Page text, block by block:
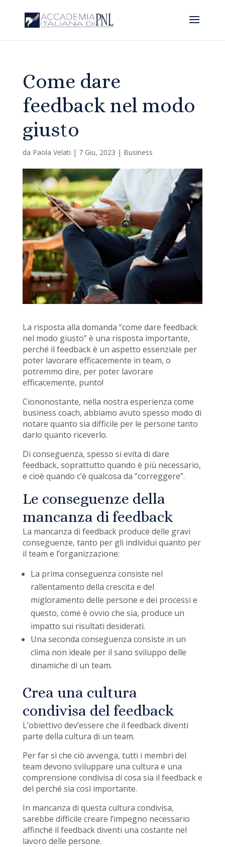
Come dare
feedback nel modo
giusto
da Paola Velati | 7 Giu, 2023 | Business
La risposta alla domanda “come dare feedback
nel modo giusto” è una risposta importante,
perché il feedback è un aspetto essenziale per
poter lavorare efficacemente in team, o
potremmo dire, per poter lavorare
efficacemente, punto!
Ciononostante, nella nostra esperienza come
business coach, abbiamo avuto spesso modo di
notare quanto sia difficile per le persone tanto
darlo quanto riceverlo.
Di conseguenza, spesso si evita di dare
feedback, soprattutto quando è più necessario,
e cioè quando c’è qualcosa da “correggere”.
Le conseguenze della
mancanza di feedback
La mancanza di feedback produce delle gravi
conseguenze, tanto per gli individui quanto per
il team e l’organizzazione:
La prima conseguenza consiste nel
rallentamento della crescita e del
migloramento delle persone e dei processi e
questo, come è ovvio che sia, produce un
impatto sui risultati desiderati.
Una seconda conseguenza consiste in un
clima non ideale per il sano sviluppo delle
dinamiche di un team.
Crea una cultura
condivisa del feedback
L’obiettivo dev’essere che il feedback diventi
parte della cultura di un team.
Per far sì che ciò avvenga, tutti i membri del
team devono sviluppare una cultura e una
comprensione condivisa di cosa sia il feedback e
del perché sia così importante.
In mancanza di questa cultura condivisa,
sarebbe difficile creare l’impegno necessario
affinché il feedback diventi una costante nel
lavoro delle persone.